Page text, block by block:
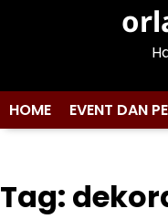
HOME EVENT DAN
Tag: